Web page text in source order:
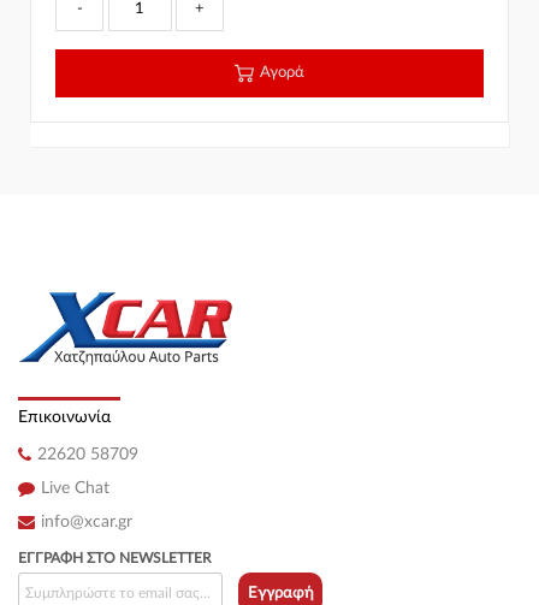
- +
Αγορά
Επικοινωνία
22620 58709
Live Chat
info@xcar.gr
ΕΓΓΡΑΦΉ ΣΤΟ NEWSLETTER
Εγγραφή